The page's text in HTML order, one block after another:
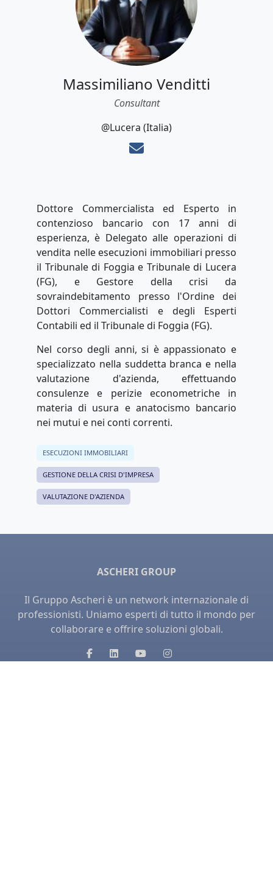
Massimiliano Venditti
Consultant
@Lucera (Italia)
Dottore Commercialista ed Esperto in
contenzioso bancario con 17 anni di
esperienza, è Delegato alle operazioni di
vendita nelle esecuzioni immobiliari presso
il Tribunale di Foggia e Tribunale di Lucera
(FG), e Gestore della crisi da
sovraindebitamento presso l'Ordine dei
Dottori Commercialisti e degli Esperti
Contabili ed il Tribunale di Foggia (FG).
Nel corso degli anni, si è appassionato e
specializzato nella suddetta branca e nella
valutazione d'azienda, effettuando
consulenze e perizie econometriche in
materia di usura e anatocismo bancario
nei mutui e nei conti correnti.
ESECUZIONI IMMOBILIARI
GESTIONE DELLA CRISI D'IMPRESA
VALUTAZIONE D'AZIENDA
ASCHERI GROUP
Il Gruppo Ascheri è un network internazionale di
professionisti. Uniamo esperti di tutto il mondo per
collaborare e offrire soluzioni globali.